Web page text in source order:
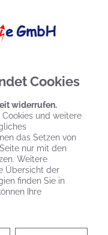
Cookies
widerrufen.
und weitere
das Setzen von
nur mit den
Weitere
Übersicht der
finden Sie in
Ihre